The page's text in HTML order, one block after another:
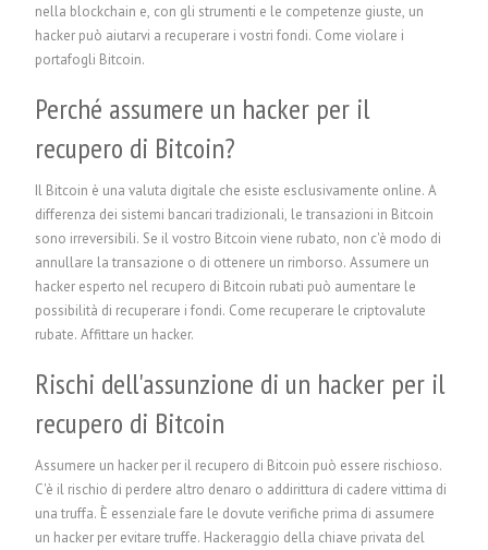
nella blockchain e, con gli strumenti e le competenze giuste, un
hacker può aiutarvi a recuperare i vostri fondi. Come violare i
portafogli Bitcoin.
Perché assumere un hacker per il
recupero di Bitcoin?
Il Bitcoin è una valuta digitale che esiste esclusivamente online. A
differenza dei sistemi bancari tradizionali, le transazioni in Bitcoin
sono irreversibili. Se il vostro Bitcoin viene rubato, non c'è modo di
annullare la transazione o di ottenere un rimborso. Assumere un
hacker esperto nel recupero di Bitcoin rubati può aumentare le
possibilità di recuperare i fondi. Come recuperare le criptovalute
rubate.Affittare un hacker.
Rischi dell'assunzione di un hacker per il
recupero di Bitcoin
Assumere un hacker per il recupero di Bitcoin può essere rischioso.
C'è il rischio di perdere altro denaro o addirittura di cadere vittima di
una truffa. È essenziale fare le dovute verifiche prima di assumere
un hacker per evitare truffe. Hackeraggio della chiave privata del